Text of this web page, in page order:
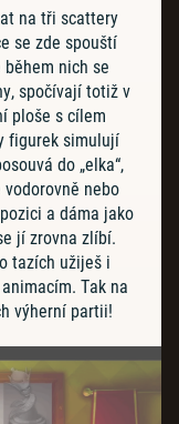
na tři scattery
se zde spouští
nich se
spočívají totiž v
ploše s cílem
figurek simulují
do „elka“,
nebo
a dáma jako
jí zrovna zlíbí.
tazích užiješ i
Tak na
výherní partii!